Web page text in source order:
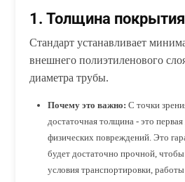
1. Толщина покрытия
Стандарт устанавливает
внешнего полиэтиленового
диаметра трубы.
Почему это важно: С точки
достаточная толщина - это
физических повреждений. Это
будет достаточно прочной,
условия транспортировки,